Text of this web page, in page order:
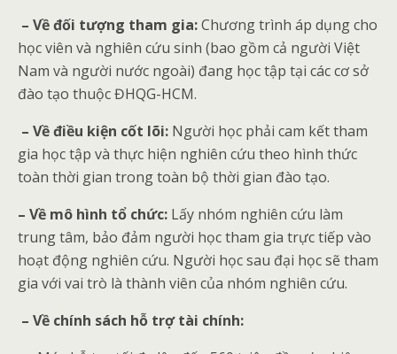
– Về đối tượng tham gia:Chương trình áp dụng cho
học viên và nghiên cứu sinh (bao gồm cả người Việt
Nam và người nước ngoài) đang học tập tại các cơ sở
đào tạo thuộc ĐHQG-HCM.
– Về điều kiện cốt lõi: Người học phải cam kết tham
gia học tập và thực hiện nghiên cứu theo hình thức
toàn thời gian trong toàn bộ thời gian đào tạo.
– Về mô hình tổ chức: Lấy nhóm nghiên cứu làm
trung tâm, bảo đảm người học tham gia trực tiếp vào
hoạt động nghiên cứu. Người học sau đại học sẽ tham
gia với vai trò là thành viên của nhóm nghiên cứu.
– Về chính sách hỗ trợ tài chính: